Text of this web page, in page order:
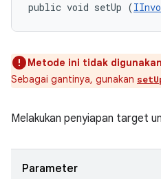
public void setUp (
Metode ini tidak
Sebagai gantinya, gunakan
Melakukan penyiapan target
Parameter